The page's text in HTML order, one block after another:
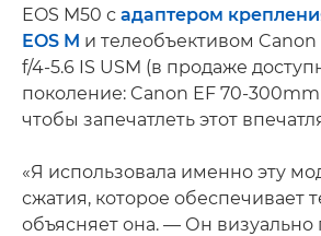
EOS M50 с адаптером
EOS M и телеобъективом
f/4-5.6 IS USM (в продаже
поколение: Canon EF 70-300mm
чтобы запечатлеть этот
«Я использовала именно эту
сжатия, которое обеспечивает
объясняет она. — Он